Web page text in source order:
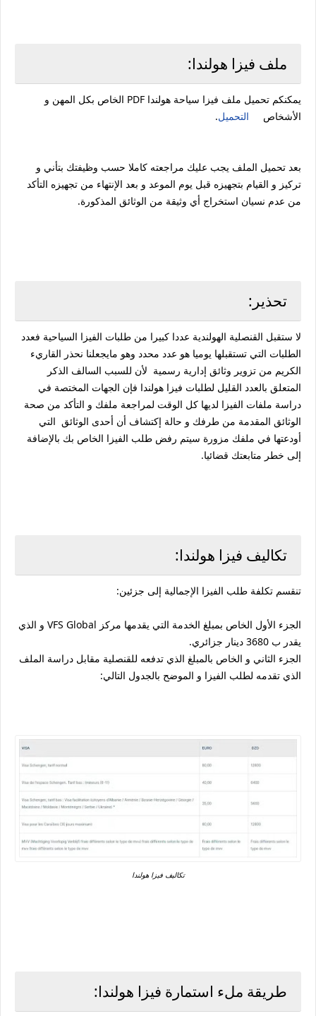
ملف فيزا هولندا:
يمكنكم تحميل ملف فيزا سياحة هولندا PDF الخاص بكل المهن و
الأشخاص التحميل.
بعد تحميل الملف يجب عليك مراجعته كاملا حسب وظيفتك بتأني و
تركيز و القيام بتجهيزه قبل يوم الموعد و بعد الإنتهاء من تجهيزه التأكد
من عدم نسيان استخراج أي وثيقة من الوثائق المذكورة.
تحذير:
لا ستقبل القنصلية الهولندية عددا كبيرا من طلبات الفيزا السياحية فعدد
الطلبات التي تستقبلها يوميا هو عدد محدد وهو مايجعلنا نحذر القاريء
الكريم من تزوير وثائق إدارية رسمية لأن للسبب السالف الذكر
المتعلق بالعدد القليل لطلبات فيزا هولندا فإن الجهات المختصة في
دراسة ملفات الفيزا لديها كل الوقت لمراجعة ملفك و التأكد من صحة
الوثائق المقدمة من طرفك و حالة إكتشاف أن أحدى الوثائق التي
أودعتها في ملفك مزورة سيتم رفض طلب الفيزا الخاص بك بالإضافة
إلى خطر متابعتك قضائيا.
تكاليف فيزا هولندا:
تنقسم تكلفة طلب الفيزا الإجمالية إلى جزئين:
الجزء الأول الخاص بمبلغ الخدمة التي يقدمها مركز VFS Global و الذي
يقدر ب 3680 دينار جزائري.
الجزء الثاني و الخاص بالمبلغ الذي تدفعه للقنصلية مقابل دراسة الملف
الذي تقدمه لطلب الفيزا و الموضح بالجدول التالي:
تكاليف فيزا هولندا
طريقة ملء استمارة فيزا هولندا: